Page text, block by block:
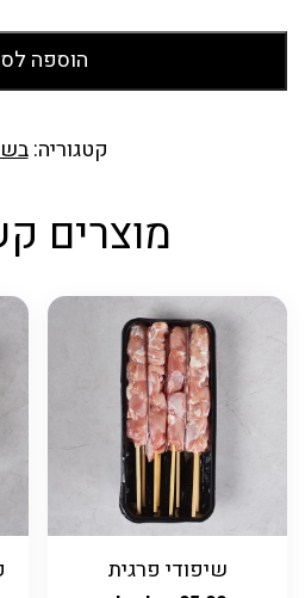
הוספה
קטגוריה:
מוצרים
שיפודי פרגית